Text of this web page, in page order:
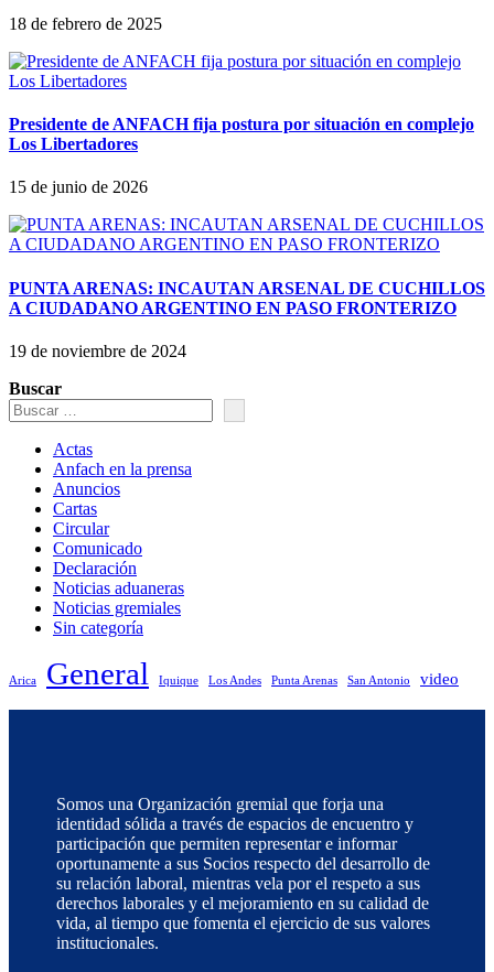
18 de febrero de 2025
Presidente de ANFACH fija postura por situación en complejo
Los Libertadores
15 de junio de 2026
PUNTA ARENAS: INCAUTAN ARSENAL DE CUCHILLOS
A CIUDADANO ARGENTINO EN PASO FRONTERIZO
19 de noviembre de 2024
Buscar
Actas
Anfach en la prensa
Anuncios
Cartas
Circular
Comunicado
Declaración
Noticias aduaneras
Noticias gremiales
Sin categoría
Arica General Iquique Los Andes Punta Arenas San Antonio video
Somos una Organización gremial que forja una
identidad sólida a través de espacios de encuentro y
participación que permiten representar e informar
oportunamente a sus Socios respecto del desarrollo de
su relación laboral, mientras vela por el respeto a sus
derechos laborales y el mejoramiento en su calidad de
vida, al tiempo que fomenta el ejercicio de sus valores
institucionales.